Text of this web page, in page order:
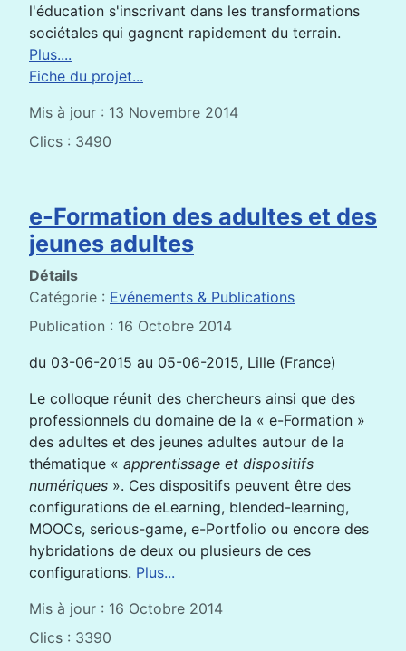
l'éducation s'inscrivant dans les transformations
sociétales qui gagnent rapidement du terrain.
Plus....
Fiche du projet...
Mis à jour : 13 Novembre 2014
Clics : 3490
e-Formation des adultes et des
jeunes adultes
Détails
Catégorie : Evénements & Publications
Publication : 16 Octobre 2014
du 03-06-2015 au 05-06-2015, Lille (France)
Le colloque réunit des chercheurs ainsi que des
professionnels du domaine de la « e-Formation »
des adultes et des jeunes adultes autour de la
thématique « apprentissage et dispositifs
numériques ». Ces dispositifs peuvent être des
configurations de eLearning, blended-learning,
MOOCs, serious-game, e-Portfolio ou encore des
hybridations de deux ou plusieurs de ces
configurations. Plus...
Mis à jour : 16 Octobre 2014
Clics : 3390